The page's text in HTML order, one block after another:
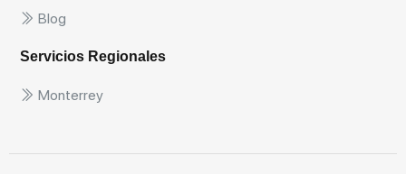
Blog
Servicios Regionales
Monterrey